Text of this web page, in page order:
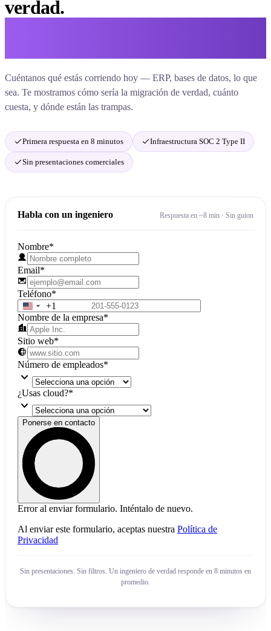
verdad.
Cuéntanos qué estás corriendo hoy — ERP, bases de datos, lo que
sea. Te mostramos cómo sería la migración de verdad, cuánto
cuesta, y dónde están las trampas.
Primera respuesta en 8 minutos Infraestructura SOC 2 Type II
Sin presentaciones comerciales
Habla con un ingeniero Respuesta en ~8 min · Sin guion
Nombre*
Email*
Teléfono*
United
States
+1
+1
Nombre de la empresa*
Sitio web*
Número de empleados*
keyboard_arrow_down
¿Usas cloud?*
keyboard_arrow_down
Ponerse en contacto
Error al enviar formulario. Inténtalo de nuevo.
Al enviar este formulario, aceptas nuestra Política de
Privacidad
Sin presentaciones. Sin filtros. Un ingeniero de verdad responde en 8 minutos en
promedio.